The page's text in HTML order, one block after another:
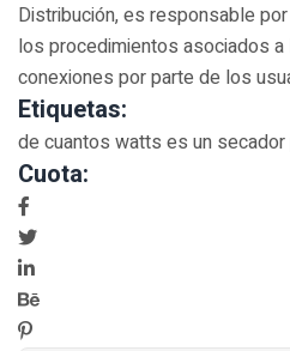
Distribución, es responsable
los procedimientos asociados a
conexiones por parte de los
Etiquetas:
de cuantos watts es un
Cuota: